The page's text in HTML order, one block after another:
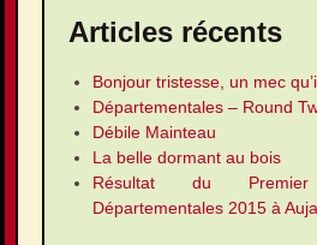
Articles récents
Bonjour tristesse, un mec
Départementales – Round
Débile Mainteau
La belle dormant au bois
Résultat du
Départementales 2015 à